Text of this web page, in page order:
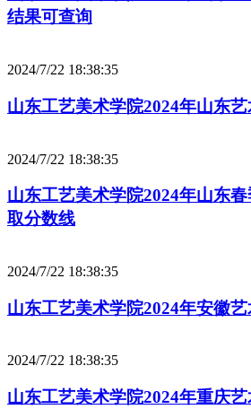
结果可查询
2024/7/22 18:38:35
山东工艺美术学院2024年山东
2024/7/22 18:38:35
山东工艺美术学院2024年山东
取分数线
2024/7/22 18:38:35
山东工艺美术学院2024年安徽
2024/7/22 18:38:35
山东工艺美术学院2024年重庆